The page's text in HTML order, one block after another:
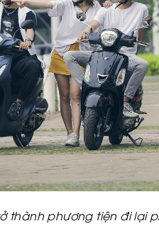
thành phương tiện đi lại